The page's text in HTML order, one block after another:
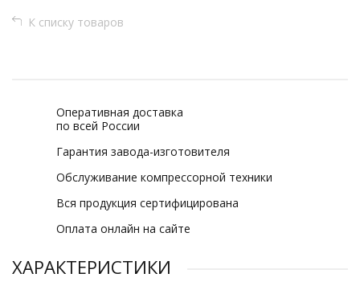
К списку товаров
Оперативная доставка
по всей России
Гарантия завода-изготовителя
Обслуживание компрессорной техники
Вся продукция сертифицирована
Оплата онлайн на сайте
ХАРАКТЕРИСТИКИ